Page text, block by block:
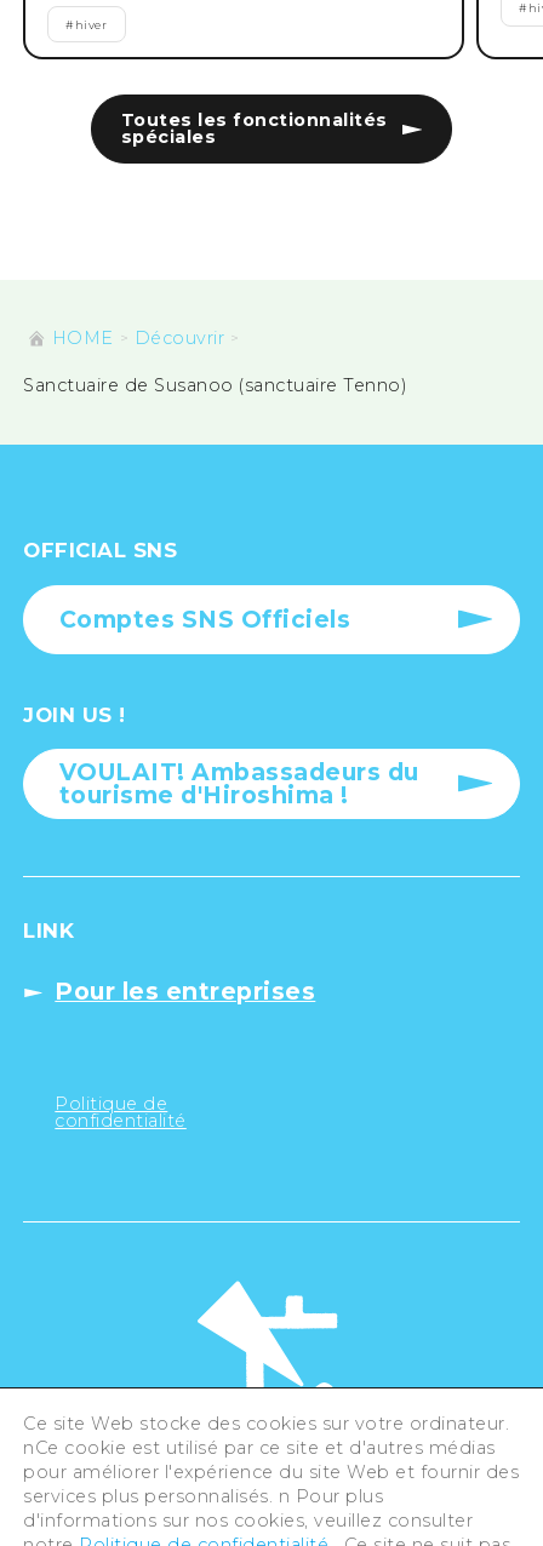
Toutes les fonctionnalités
spéciales
# hiver
#
HOME Découvrir
Sanctuaire de Susanoo (sanctuaire Tenno)
OFFICIAL SNS
Comptes SNS Officiels
JOIN US !
VOULAIT! Ambassadeurs du
tourisme d'Hiroshima !
LINK
Pour les entreprises
Politique de
confidentialité
©Hiroshima Tourism Association /
Hiroshima Prefecture / Hiroshima City .
All rights reserved
Ce site Web stocke des cookies sur votre ordinateur.
nCe cookie est utilisé par ce site et d'autres médias
pour améliorer l'expérience du site Web et fournir des
services plus personnalisés. n Pour plus
d'informations sur nos cookies, veuillez consulter